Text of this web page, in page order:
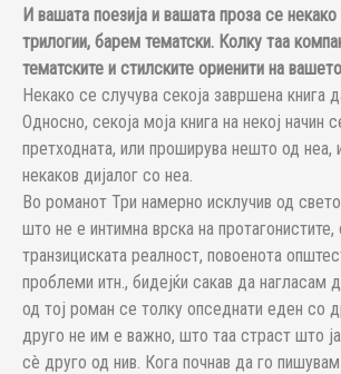
И вашата поезија и вашата проза се некако
трилогии, барем тематски. Колку таа
тематските и стилските ориенити на
Некако се случува секоја завршена книга
Односно, секоја моја книга на некој начин
претходната, или проширува нешто од неа,
некаков дијалог со неа.
Во романот Три намерно исклучив од
што не е интимна врска на протагонистите,
транзициската реалност, повоенота
проблеми итн., бидејќи сакав да нагласам
од тој роман се толку опседнати еден со
друго не им е важно, што таа страст што
сè друго од нив. Кога почнав да го